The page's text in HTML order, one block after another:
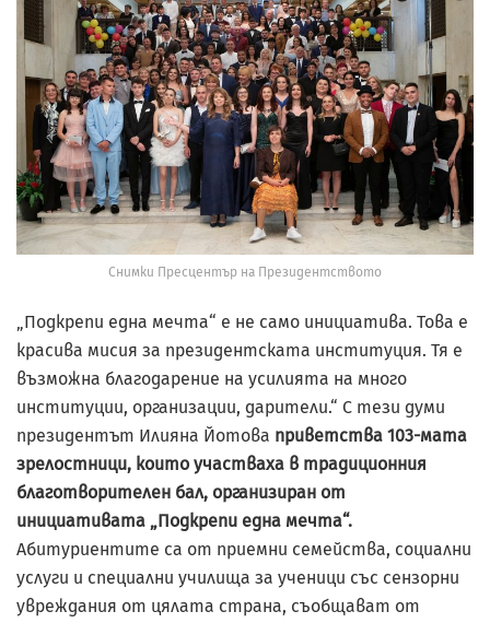
Снимки Пресцентър на Президентството
„Подкрепи една мечта“ е не само инициатива. Това е
красива мисия за президентската институция. Тя е
възможна благодарение на усилията на много
институции, организации, дарители.“ С тези думи
президентът Илияна Йотова приветства 103-мата
зрелостници, които участваха в традиционния
благотворителен бал, организиран от
инициативата „Подкрепи една мечта“.
Абитуриентите са от приемни семейства, социални
услуги и специални училища за ученици със сензорни
увреждания от цялата страна, съобщават от